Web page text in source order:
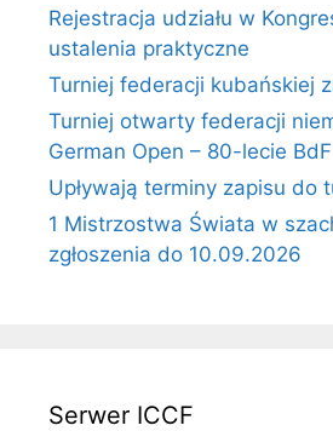
Rejestracja udziału w
ustalenia praktyczne
Turniej federacji kubańskiej
Turniej otwarty federacji
German Open – 80-lecie BdF
Upływają terminy zapisu do
1 Mistrzostwa Świata w
zgłoszenia do 10.09.2026
Serwer ICCF